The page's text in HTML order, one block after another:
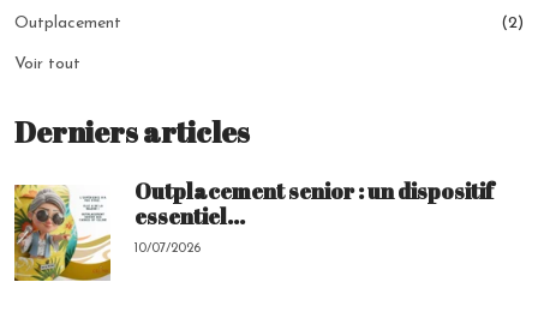
Outplacement (2)
Voir tout
Derniers articles
Outplacement senior : un dispositif
essentiel...
10/07/2026